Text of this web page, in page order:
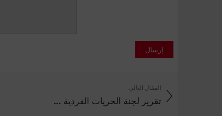
إرسال
المقال التالي
تقرير لجنة الحريات الفردية ...